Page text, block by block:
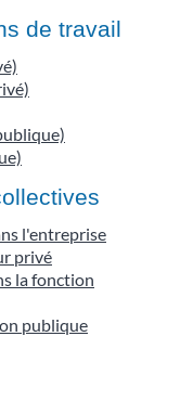
de travail
l'entreprise
privé
la fonction
publique